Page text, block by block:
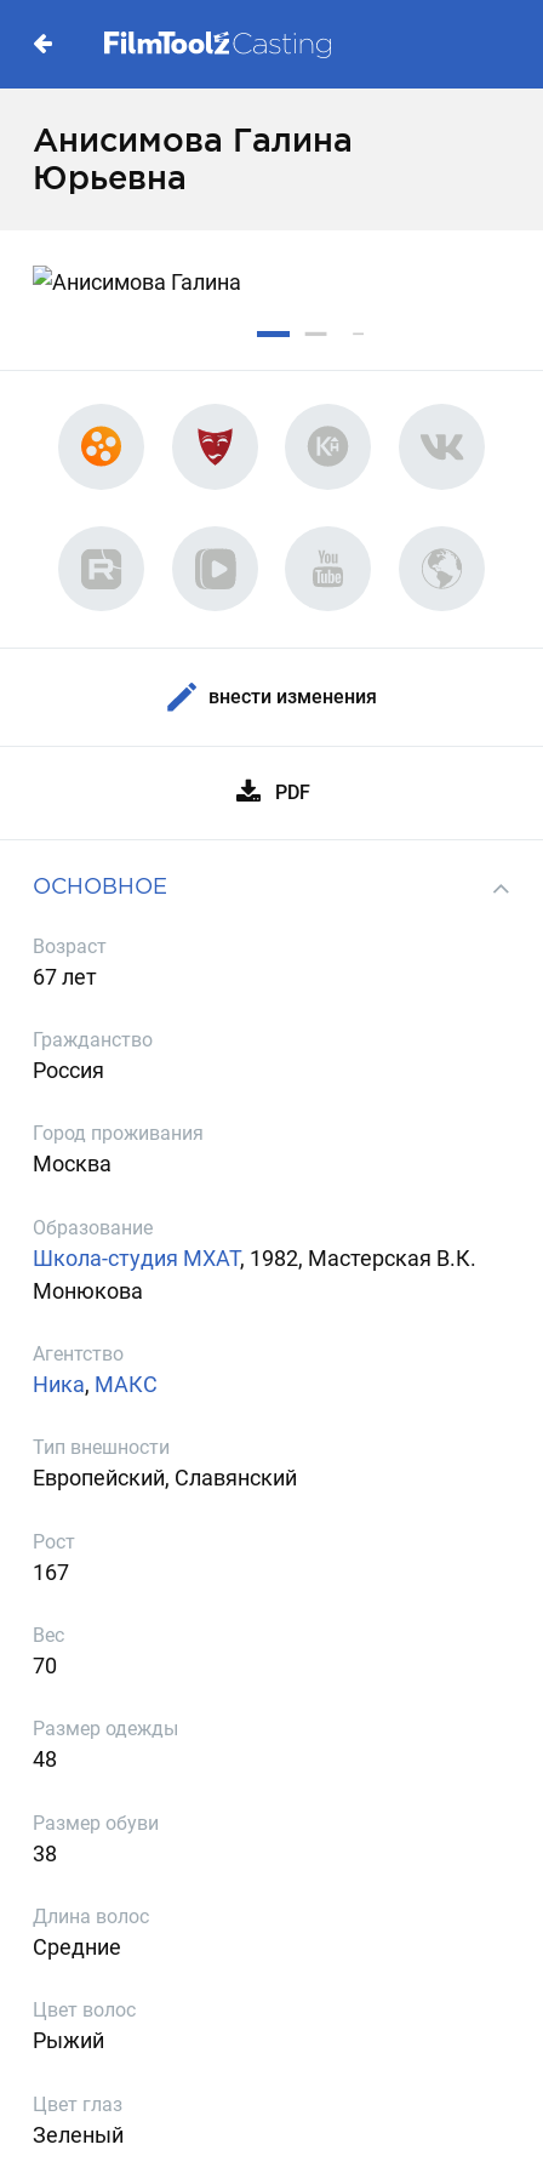
Анисимова Галина
Юрьевна
внести изменения
PDF
ОСНОВНОЕ
Возраст
67 лет
Гражданство
Россия
Город проживания
Москва
Образование
Школа-студия МХАТ, 1982, Мастерская В.К.
Монюкова
Агентство
Ника, МАКС
Тип внешности
Европейский, Славянский
Рост
167
Вес
70
Размер одежды
48
Размер обуви
38
Длина волос
Средние
Цвет волос
Рыжий
Цвет глаз
Зеленый